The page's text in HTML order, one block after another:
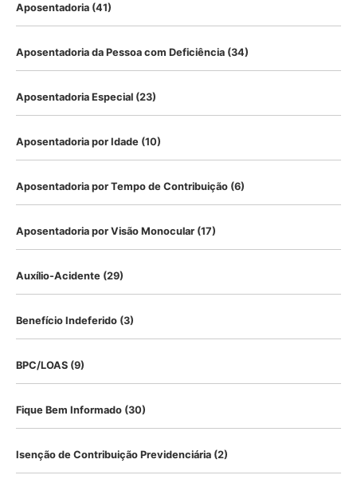
Aposentadoria (41)
Aposentadoria da Pessoa com Deficiência (34)
Aposentadoria Especial (23)
Aposentadoria por Idade (10)
Aposentadoria por Tempo de Contribuição (6)
Aposentadoria por Visão Monocular (17)
Auxílio-Acidente (29)
Benefício Indeferido (3)
BPC/LOAS (9)
Fique Bem Informado (30)
Isenção de Contribuição Previdenciária (2)